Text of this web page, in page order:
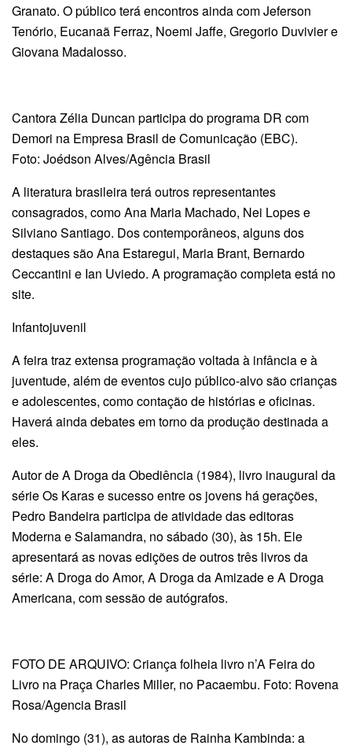
Granato. O público terá encontros ainda com Jeferson
Tenório, Eucanaã Ferraz, Noemi Jaffe, Gregorio Duvivier e
Giovana Madalosso.
Cantora Zélia Duncan participa do programa DR com
Demori na Empresa Brasil de Comunicação (EBC).
Foto: Joédson Alves/Agência Brasil
A literatura brasileira terá outros representantes
consagrados, como Ana Maria Machado, Nei Lopes e
Silviano Santiago. Dos contemporâneos, alguns dos
destaques são Ana Estaregui, Maria Brant, Bernardo
Ceccantini e Ian Uviedo. A programação completa está no
site.
Infantojuvenil
A feira traz extensa programação voltada à infância e à
juventude, além de eventos cujo público-alvo são crianças
e adolescentes, como contação de histórias e oficinas.
Haverá ainda debates em torno da produção destinada a
eles.
Autor de A Droga da Obediência (1984), livro inaugural da
série Os Karas e sucesso entre os jovens há gerações,
Pedro Bandeira participa de atividade das editoras
Moderna e Salamandra, no sábado (30), às 15h. Ele
apresentará as novas edições de outros três livros da
série: A Droga do Amor, A Droga da Amizade e A Droga
Americana, com sessão de autógrafos.
FOTO DE ARQUIVO: Criança folheia livro n’A Feira do
Livro na Praça Charles Miller, no Pacaembu. Foto: Rovena
Rosa/Agencia Brasil
No domingo (31), as autoras de Rainha Kambinda: a